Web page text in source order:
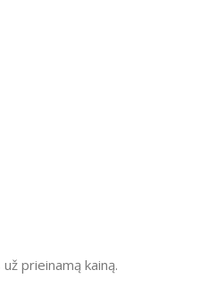
prieinamą kainą.